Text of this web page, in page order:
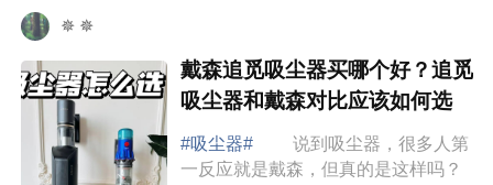
✵ ✵
戴森追觅吸尘器买哪个好？追觅
吸尘器和戴森对比应该如何选
#吸尘器#
说到吸尘器，很多人第
一反应就是戴森，但真的是这样吗？